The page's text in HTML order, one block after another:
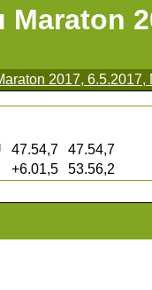
Maraton
2017, 6.5.2017,
47.54,7
47.54,7
+6.01,5 53.56,2